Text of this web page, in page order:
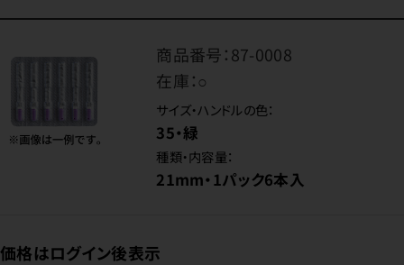
商品番号：87-0008
在庫：○
サイズ・ハンドルの色：
35・緑
種類・内容量：
21mm・1パック6本入
価格はログイン後表示